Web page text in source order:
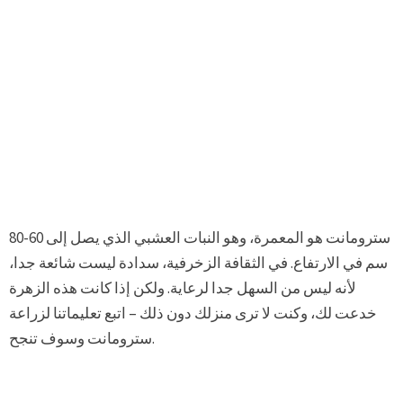
سترومانت هو المعمرة، وهو النبات العشبي الذي يصل إلى 60-80
سم في الارتفاع. في الثقافة الزخرفية، سدادة ليست شائعة جدا،
لأنه ليس من السهل جدا لرعاية. ولكن إذا كانت هذه الزهرة
خدعت لك، وكنت لا ترى منزلك دون ذلك – اتبع تعليماتنا لزراعة
سترومانت وسوف تنجح.